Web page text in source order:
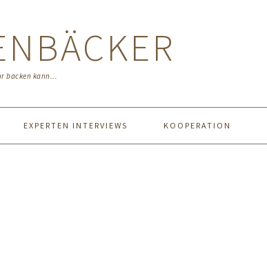
backen kann...
EXPERTEN INTERVIEWS KOOPERATION